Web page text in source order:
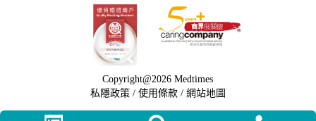
Copyright@2026 Medtimes
私隱政策 / 使用條款/ 網站地圖